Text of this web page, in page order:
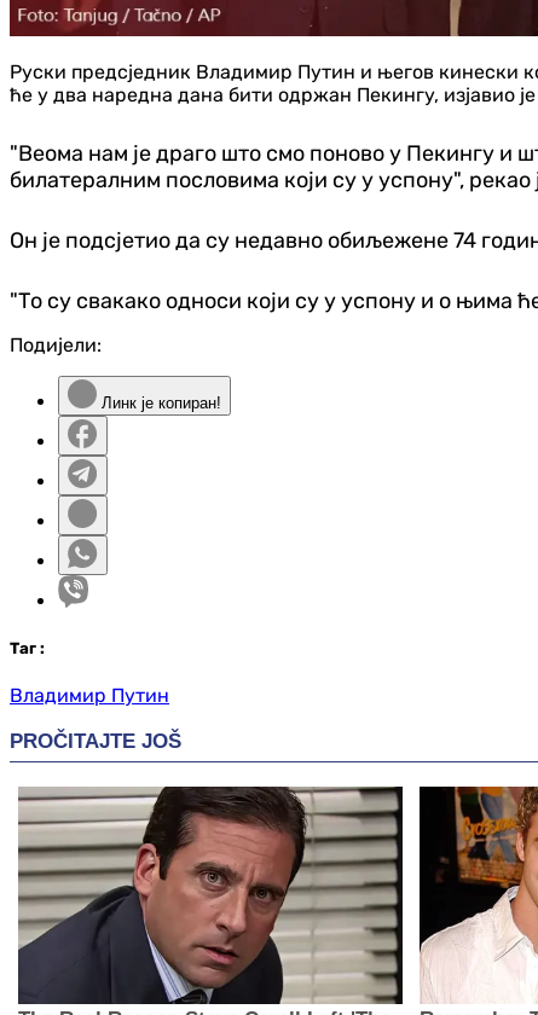
Руски предсједник Владимир Путин и његов кинески
ће у два наредна дана бити одржан Пекингу, изјавио
"Веома нам је драго што смо поново у Пекингу и
билатералним пословима који су у успону",
Он је подсјетио да су недавно обиљежене 74
"То су свакако односи који су у успону и о њима
Подијели:
Линк је копиран!
Таг :
Владимир Путин